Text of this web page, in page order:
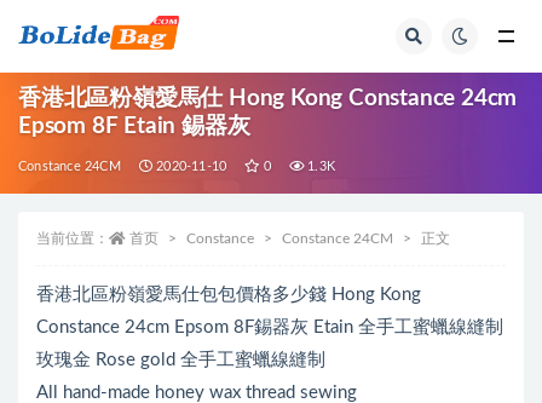
香港北區粉嶺愛馬仕 Hong Kong Constance 24cm
Epsom 8F Etain 錫器灰
Constance 24CM 2020-11-10 0 1.3K
当前位置： 首页 Constance Constance 24CM 正文
香港北區粉嶺愛馬仕包包價格多少錢 Hong Kong
Constance 24cm Epsom 8F錫器灰 Etain 全手工蜜蠟線縫制
玫瑰金 Rose gold 全手工蜜蠟線縫制
All hand-made honey wax thread sewing